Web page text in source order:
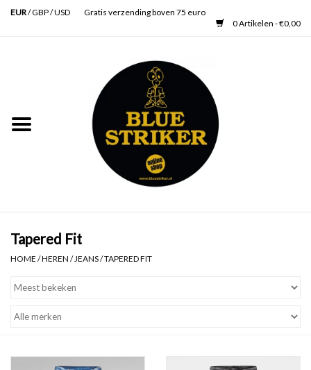
EUR/GBP/USD
Gratis verzending boven 75 euro
0 Artikelen - €0,00
Schoenen
Tapered Fit
HOME /HEREN / JEANS/TAPERED FIT